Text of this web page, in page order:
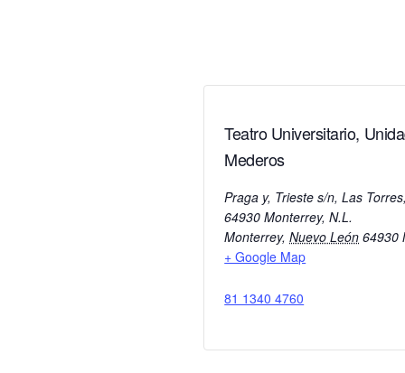
Teatro Universitario,
Mederos
Praga y, Trieste s/n, Las
64930 Monterrey, N.L.
Monterrey, Nuevo León 64930
+ Google Map
81 1340 4760